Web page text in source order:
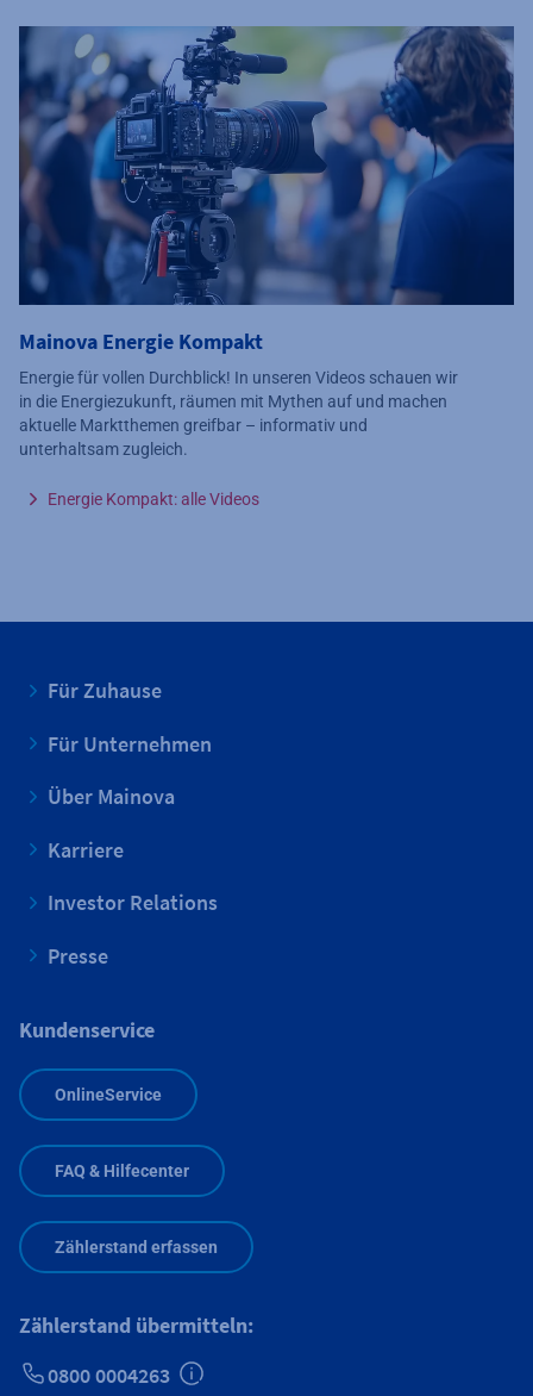
Mainova Energie Kompakt
Energie für vollen Durchblick! In unseren Videos schauen wir
in die Energiezukunft, räumen mit Mythen auf und machen
aktuelle Marktthemen greifbar – informativ und
unterhaltsam zugleich.
Energie Kompakt: alle Videos
Für Zuhause
Für Unternehmen
Über Mainova
Karriere
Investor Relations
Presse
Kundenservice
OnlineService
FAQ & Hilfecenter
Zählerstand erfassen
Zählerstand übermitteln:
0800 0004263